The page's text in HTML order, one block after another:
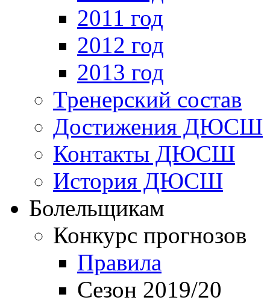
2011 год
2012 год
2013 год
Тренерский состав
Достижения ДЮСШ
Контакты ДЮСШ
История ДЮСШ
Болельщикам
Конкурс прогнозов
Правила
Сезон 2019/20